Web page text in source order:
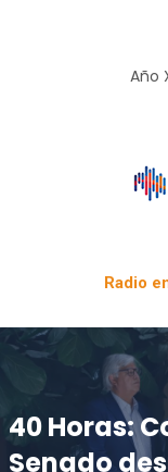
Año
Radio
40 Horas:
Senado